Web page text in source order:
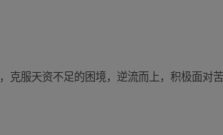
克服天资不足的困境，逆流而上，积极面对苦